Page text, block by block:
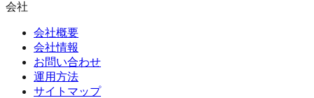
会社
会社概要
会社情報
お問い合わせ
運用方法
サイトマップ